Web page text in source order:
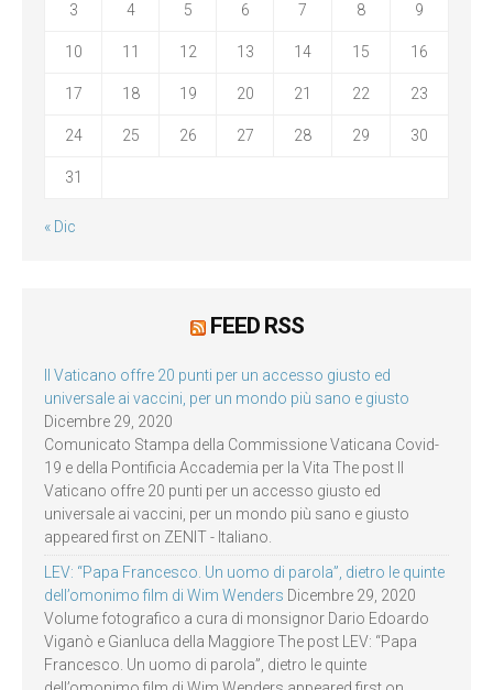
3 4 5 6 7 8 9
10 11 12 13 14 15 16
17 18 19 20 21 22 23
24 25 26 27 28 29 30
31
« Dic
FEED RSS
Il Vaticano offre 20 punti per un accesso giusto ed
universale ai vaccini, per un mondo più sano e giusto
Dicembre 29, 2020
Comunicato Stampa della Commissione Vaticana Covid-
19 e della Pontificia Accademia per la Vita The post Il
Vaticano offre 20 punti per un accesso giusto ed
universale ai vaccini, per un mondo più sano e giusto
appeared first on ZENIT - Italiano.
LEV: “Papa Francesco. Un uomo di parola”, dietro le quinte
dell’omonimo film di Wim Wenders Dicembre 29, 2020
Volume fotografico a cura di monsignor Dario Edoardo
Viganò e Gianluca della Maggiore The post LEV: “Papa
Francesco. Un uomo di parola”, dietro le quinte